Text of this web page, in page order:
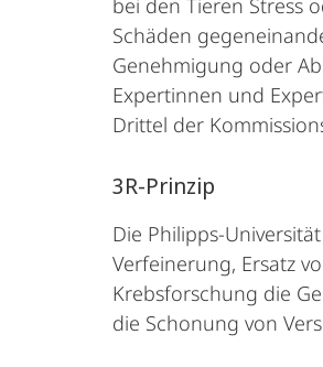
bei den Tieren Stress
Schäden
Genehmigung oder
Expertinnen und
Drittel der
3R-Prinzip
Die Philipps-
Verfeinerung, Ersatz
Krebsforschung die
die Schonung von